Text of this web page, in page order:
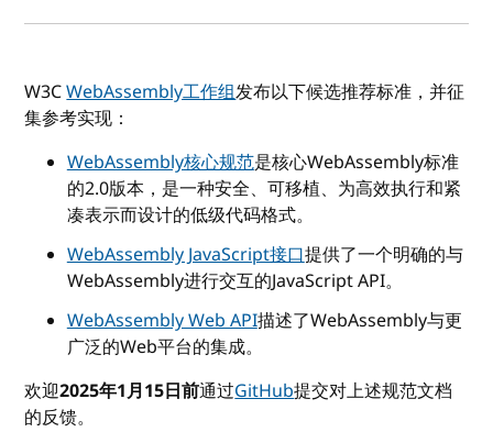
W3CWebAssembly工作组发布以下候选推荐标准，并征
集参考实现：
WebAssembly核心规范是核心WebAssembly标准
的2.0版本，是一种安全、可移植、为高效执行和紧
凑表示而设计的低级代码格式。
WebAssembly JavaScript接口提供了一个明确的与
WebAssembly进行交互的JavaScript API。
WebAssembly Web API描述了WebAssembly与更
广泛的Web平台的集成。
欢迎2025年1月15日前通过GitHub提交对上述规范文档
的反馈。